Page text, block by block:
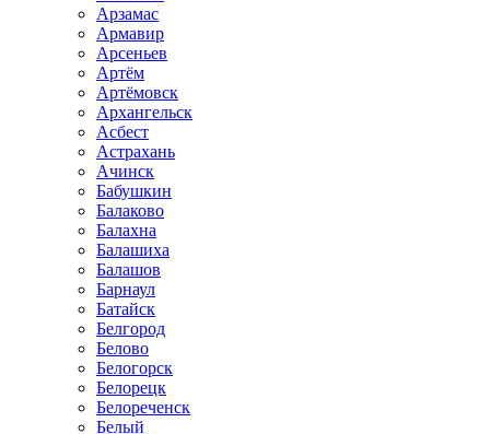
Арзамас
Армавир
Арсеньев
Артём
Артёмовск
Архангельск
Асбест
Астрахань
Ачинск
Бабушкин
Балаково
Балахна
Балашиха
Балашов
Барнаул
Батайск
Белгород
Белово
Белогорск
Белорецк
Белореченск
Белый